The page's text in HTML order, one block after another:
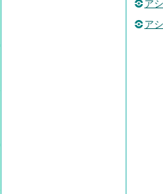
ア
ア